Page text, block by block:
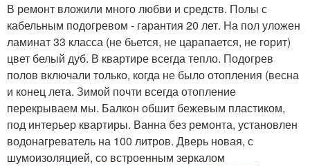
В ремонт вложили много любви и средств. Полы с
кабельным подогревом - гарантия 20 лет. На пол уложен
ламинат 33 класса (не бьется, не царапается, не горит)
цвет белый дуб. В квартире всегда тепло. Подогрев
полов включали только, когда не было отопления (весна
и конец лета. Зимой почти всегда отопление
перекрываем мы. Балкон обшит бежевым пластиком,
под интерьер квартиры. Ванна без ремонта, установлен
водонагреватель на 100 литров. Дверь новая, с
шумоизоляцией, со встроенным зеркалом